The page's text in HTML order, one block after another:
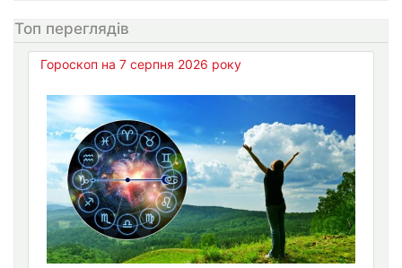
Топ переглядів
Гороскоп на 7 серпня 2026 року